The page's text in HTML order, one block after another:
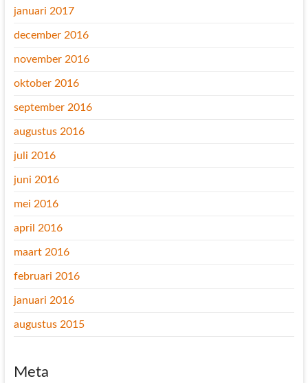
januari 2017
december 2016
november 2016
oktober 2016
september 2016
augustus 2016
juli 2016
juni 2016
mei 2016
april 2016
maart 2016
februari 2016
januari 2016
augustus 2015
Meta